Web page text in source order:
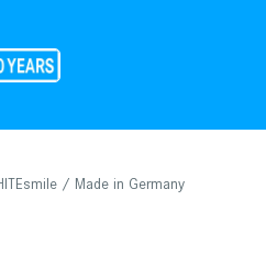
/ Made in Germany